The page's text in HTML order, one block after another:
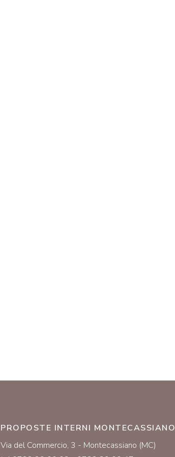
PROPOSTE INTERNI MONTECASSIANO
Via del Commercio, 3 - Montecassiano (MC)